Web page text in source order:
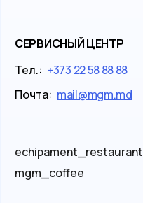
СЕРВИСНЫЙ ЦЕНТР
Тел.: +373 22 58 88 88
Почта: mail@mgm.md
echipament_restaurant
mgm_coffee